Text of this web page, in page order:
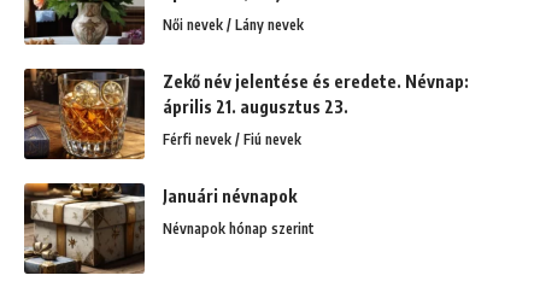
Női nevek / Lány nevek
Zekő név jelentése és eredete. Névnap:
április 21. augusztus 23.
Férfi nevek / Fiú nevek
Januári névnapok
Névnapok hónap szerint